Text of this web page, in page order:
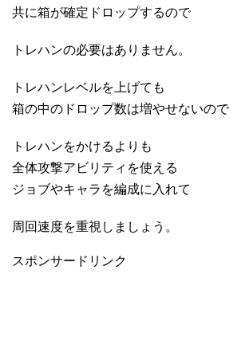
共に箱が確定ドロップするので
トレハンの必要はありません。
トレハンレベルを上げても
箱の中のドロップ数は増やせないので
トレハンをかけるよりも
全体攻撃アビリティを使える
ジョブやキャラを編成に入れて
周回速度を重視しましょう。
スポンサードリンク